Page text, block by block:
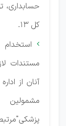
حسابداری،
کل 13.

مستندات
آنان از
مشمولین